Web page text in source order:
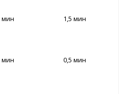
мин 1,5 мин
мин 0,5 мин